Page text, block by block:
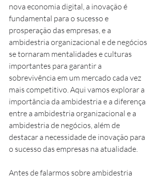
nova economia digital, a inovação é
fundamental para o sucesso e
prosperação das empresas, e a
ambidestria organizacional e de negócios
se tornaram mentalidades e culturas
importantes para garantir a
sobrevivência em um mercado cada vez
mais competitivo. Aqui vamos explorar a
importância da ambidestria e a diferença
entre a ambidestria organizacional e a
ambidestria de negócios, além de
destacar a necessidade de inovação para
o sucesso das empresas na atualidade.
Antes de falarmos sobre ambidestria